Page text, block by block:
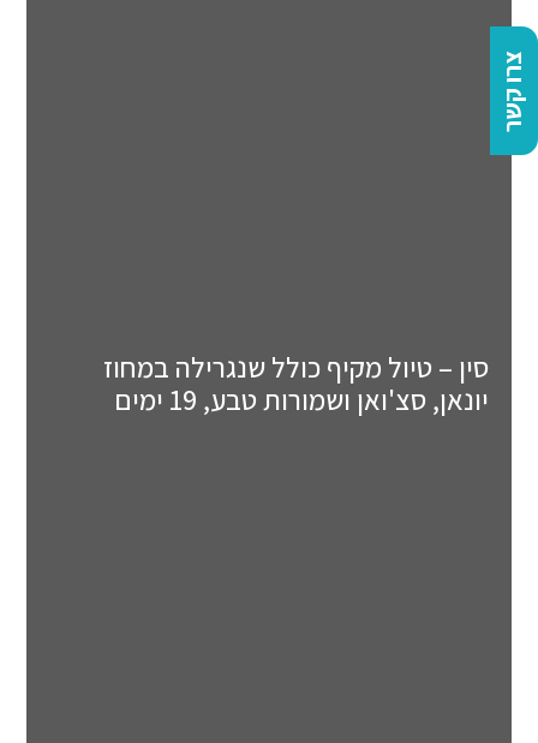
צרו קשר
סין – טיול מקיף כולל שנגרילה במחוז
יונאן, סצ'ואן ושמורות טבע, 19 ימים